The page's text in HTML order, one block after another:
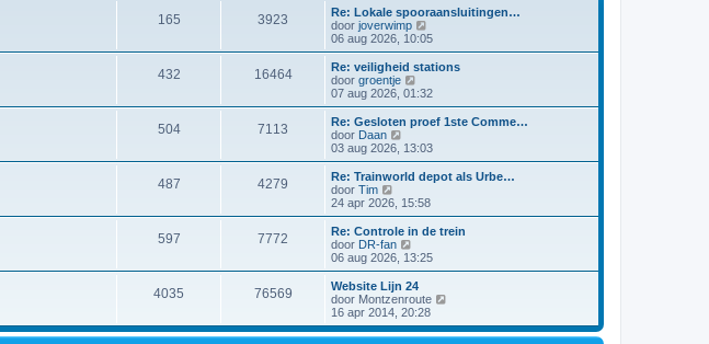
t
r
i
h
t
t
e
b
e
r
i
c
h
i
j
k
l
a
a
t
s
e
b
e
r
i
h
t
165 3923
Re: Lokale spooraansluitingen…
door joverwimp
e
k
i
k
a
t
s
e
e
r
i
h
t
06 aug 2026, 10:05
432 16464
Re: veiligheid stations
door groentje
e
k
i
k
a
a
t
s
e
e
r
i
c
h
t
07 aug 2026, 01:32
504 7113
Re: Gesloten proef 1ste Comme…
door Daan
e
k
i
k
a
a
t
s
e
b
e
r
03 aug 2026, 13:03
487 4279
Re: Trainworld depot als Urbe…
door Tim
e
k
i
j
k
a
a
t
s
t
24 apr 2026, 15:58
597 7772
Re: Controle in de trein
door DR-fan
e
k
i
j
k
a
06 aug 2026, 13:25
4035 76569
Website Lijn 24
door Montzenroute
k
i
16 apr 2014, 20:28